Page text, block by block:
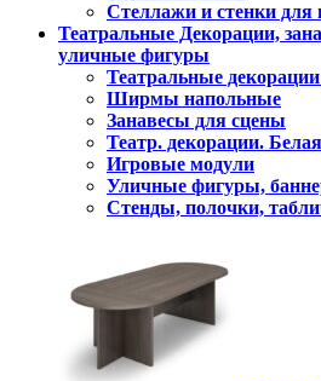
Стеллажи и стенки для
Театральные Декорации,
уличные фигуры
Театральные
Ширмы напольные
Занавесы для сцены
Театр. декорации.
Игровые модули
Уличные фигуры,
Стенды, полочки,